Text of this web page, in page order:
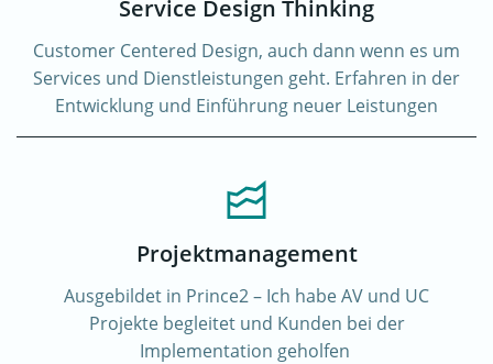
Service Design Thinking
Customer Centered Design, auch dann wenn es um
Services und Dienstleistungen geht. Erfahren in der
Entwicklung und Einführung neuer Leistungen
Projektmanagement
Ausgebildet in Prince2 – Ich habe AV und UC
Projekte begleitet und Kunden bei der
Implementation geholfen